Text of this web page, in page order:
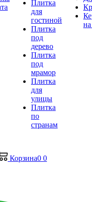
Плитка
для
гостиной
Плитка
под
дерево
Плитка
под
мрамор
Плитка
для
улицы
Плитка
по
странам
Корзина0 0